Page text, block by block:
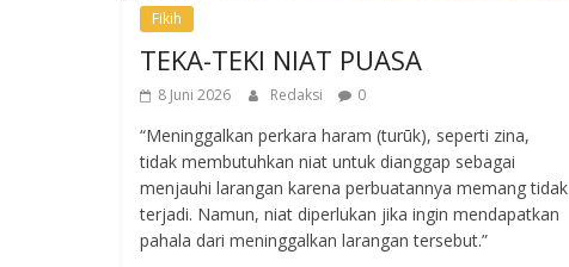
Fikih
TEKA-TEKI NIAT PUASA
8 Juni 2026 Redaksi 0
“Meninggalkan perkara haram (turūk), seperti zina,
tidak membutuhkan niat untuk dianggap sebagai
menjauhi larangan karena perbuatannya memang tidak
terjadi. Namun, niat diperlukan jika ingin mendapatkan
pahala dari meninggalkan larangan tersebut.”